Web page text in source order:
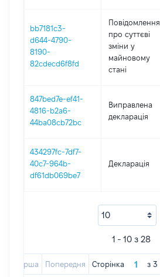
bb7181c3-
d644-4790-
8190-
82cdecd6f8fd
Повідомлення
про суттєві
зміни y
майновому
стані
847bed7e-ef41-
4816-b2a6-
44ba08cb72bc
Виправлена
декларація
434297fc-7df7-
40c7-964b-
df61db069be7
Декларація
1 - 10 з 28
Перша Попередня Сторінка з 3